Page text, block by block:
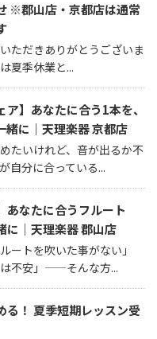
※郡山店・京都店は通常
ただきありがとうございま
夏季休業と...
ア】あなたに合う1本を、
緒に｜天理楽器 京都店
たいけれど、音が出るか不
自分に合っている...
あなたに合うフルート
に｜天理楽器 郡山店
ートを吹いた事がない」
は不安」——そんな方...
る！ 夏季短期レッスン受